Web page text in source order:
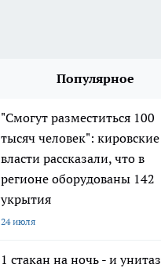
Популярное
"Смогут разместиться 100
тысяч человек": кировские
власти рассказали, что в
регионе оборудованы 142
укрытия
24 июля
1 стакан на ночь - и унитаз